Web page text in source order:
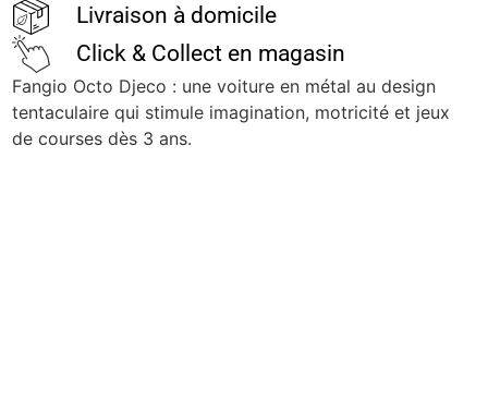
Livraison à domicile
Click & Collect en magasin
Fangio Octo Djeco : une voiture en métal au design
tentaculaire qui stimule imagination, motricité et jeux
de courses dès 3 ans.